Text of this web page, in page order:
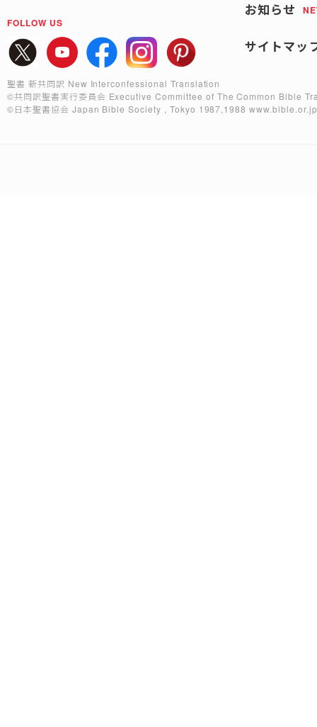
FOLLOW US
お知らせ
サイトマッ
聖書 新共同訳 New Interconfessional Translation
©共同訳聖書実行委員会 Executive Committee of The Common Bible
©日本聖書協会 Japan Bible Society , Tokyo 1987,1988www.bible.or.jp